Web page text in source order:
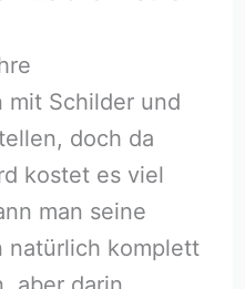
mit Schilder und
doch da
kostet es viel
man seine
natürlich komplett